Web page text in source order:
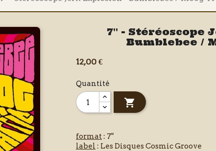
7" - Stéréoscope
Bumblebee /
12,00 €
Quantité

format: 7"
label : Les Disques Cosmic Groove